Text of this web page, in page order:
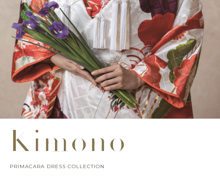
PRIMACARA DRESS COLLECTION